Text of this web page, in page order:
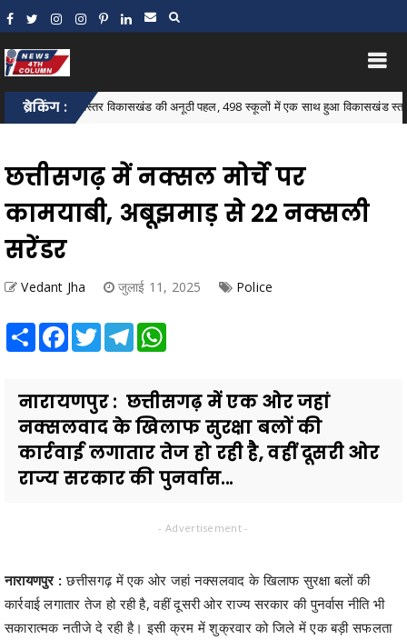
ब्रेकिंग :
बस्तर विकासखंड की अनूठी पहल, 498 स्कूलों में एक साथ हुआ विकासखंड स्तरीय न्यौता
छत्तीसगढ़ में नक्सल मोर्चे पर
कामयाबी, अबूझमाड़ से 22 नक्सली
सरेंडर
Vedant Jha जुलाई 11, 2025 Police
Share Facebook
TwitterTelegram
नारायणपुर : छत्तीसगढ़ में एक ओर जहां
नक्सलवाद के खिलाफ सुरक्षा बलों की
कार्रवाई लगातार तेज हो रही है, वहीं दूसरी ओर
राज्य सरकार की पुनर्वास...
- Advertisement -
नारायणपुर :छत्तीसगढ़ में एक ओर जहां नक्सलवाद के खिलाफ सुरक्षा बलों की
कार्रवाई लगातार तेज हो रही है, वहीं दूसरी ओर राज्य सरकार की पुनर्वास नीति भी
सकारात्मक नतीजे दे रही है। इसी क्रम में शुक्रवार को जिले में एक बड़ी सफलता